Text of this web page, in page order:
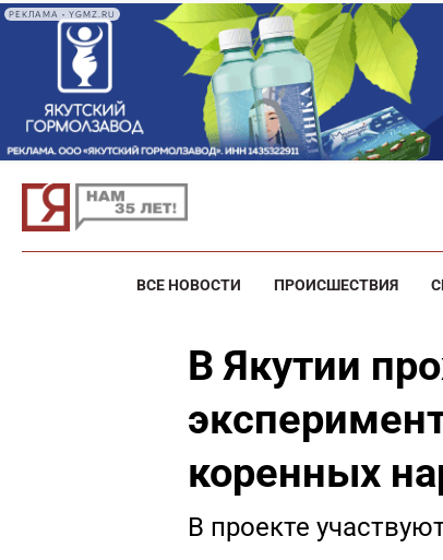
РЕКЛАМА • YGMZ.RU
ВСЕ НОВОСТИ ПРОИСШЕСТВИЯ
В Якутии
коренных
В проекте